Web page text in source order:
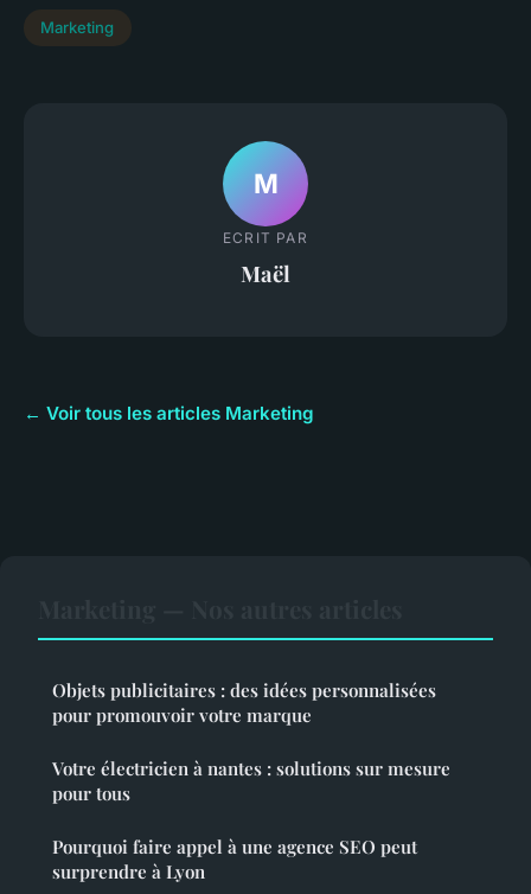
Marketing
M
ECRIT PAR
Maël
← Voir tous les articles Marketing
Objets publicitaires : des idées personnalisées
pour promouvoir votre marque
Votre électricien à nantes : solutions sur mesure
pour tous
Pourquoi faire appel à une agence SEO peut
surprendre à Lyon